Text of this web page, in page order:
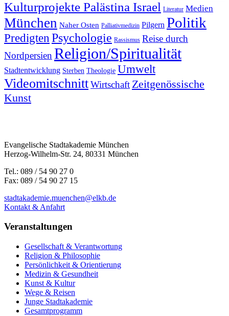
Kulturprojekte Palästina Israel Literatur Medien
München Naher Osten Palliativmedizin Pilgern Politik
Predigten Psychologie Rassismus Reise durch
Nordpersien Religion/Spiritualität
Stadtentwicklung Sterben Theologie Umwelt
VideomitschnittWirtschaft Zeitgenössische
Kunst
Evangelische Stadtakademie München
Herzog-Wilhelm-Str. 24, 80331 München
Tel.: 089 / 54 90 27 0
Fax: 089 / 54 90 27 15
stadtakademie.muenchen@elkb.de
Kontakt & Anfahrt
Veranstaltungen
Gesellschaft & Verantwortung
Religion & Philosophie
Persönlichkeit & Orientierung
Medizin & Gesundheit
Kunst & Kultur
Wege & Reisen
Junge Stadtakademie
Gesamtprogramm